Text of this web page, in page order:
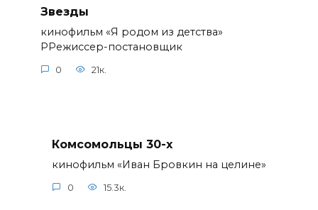
Звезды
кинофильм «Я родом из детства»
РРежиссер-постановщик
0 21к.
Комсомольцы 30-x
кинофильм «Иван Бровкин на целине»
0 15.3к.